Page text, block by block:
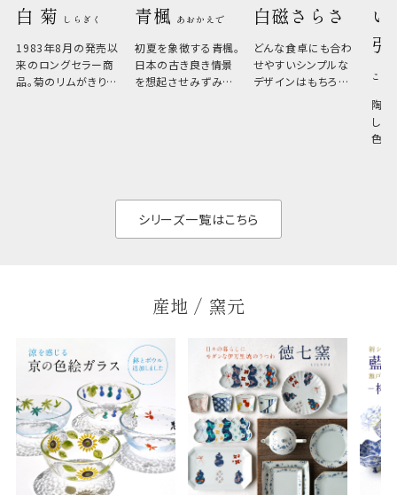
白 菊 しらぎく
1983年8月の発売以
来のロングセラー商
品。菊のリムがきりっ
青楓 あおかえで
初夏を象徴する青楓。
日本の古き良き情景
を想起させみずみず
白磁さらさ
どんな食卓にも合わ
せやすいシンプルな
デザインはもちろん、
い
こひ
陶器
しい
色の
シリーズ一覧はこちら
産地 / 窯元